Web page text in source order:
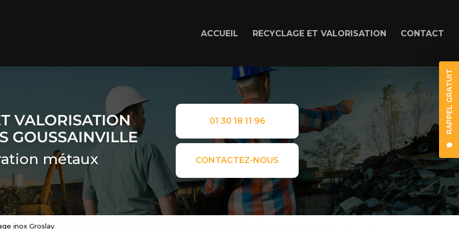
RAPPEL GRATUIT
ACCUEIL RECYCLAGE ET VALORISATION CONTACT
métaux
01 30 18 11 96
CONTACTEZ-NOUS
inox Groslay